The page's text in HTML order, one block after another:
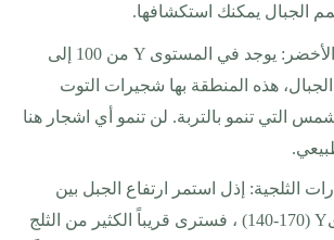
الجبال يمكنك استكشافها.
الأخضر: يوجد في المستوى Y
من 100 إلى
الجبال، هذه المنطقة بها شجيرات التوت
التي تنمو بالتربة. لن تنمو أي اشجار هنا
.
الثلجية: إذل استمر ارتفاع الجبل بين
(140-170) Y ، فسترى قريباً الكثير من الثلج